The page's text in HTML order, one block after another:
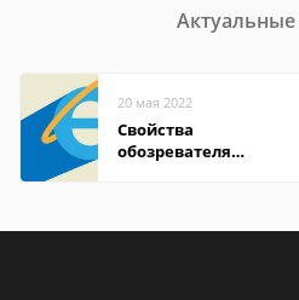
Актуальные
20 мая 2022
Свойства
обозревателя